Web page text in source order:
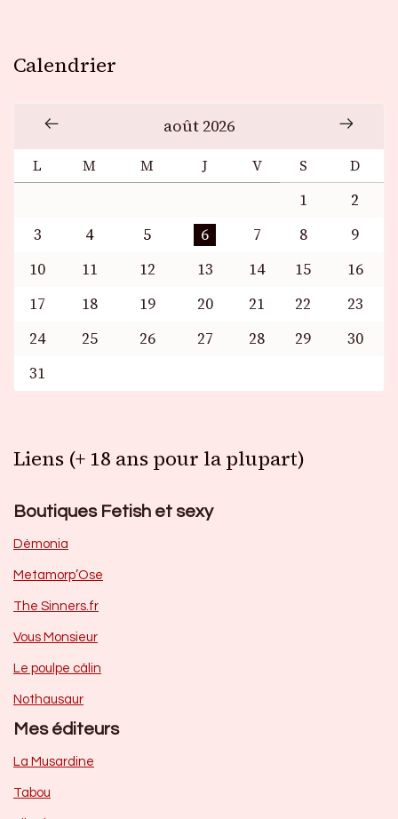
Calendrier
août 2026
L M M J V S D
1
2
3
4 5 6 7 8
9
10
11 12 13 14 15
16
17
18 19 20 21 22
23
24
25 26 27 28 29
30
31
Liens (+ 18 ans pour la plupart)
Boutiques Fetish et sexy
Dèmonia
Metamorp’Ose
The Sinners.fr
Vous Monsieur
Le poulpe câlin
Nothausaur
Mes éditeurs
La Musardine
Tabou